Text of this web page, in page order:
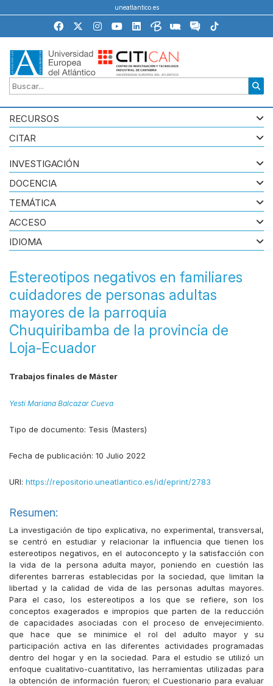
uneatlantico.es
RECURSOS
CITAR
Estereotipos negativos en familiares
cuidadores de personas adultas
mayores de la parroquia
Chuquiribamba de la provincia de
Loja-Ecuador
Trabajos finales de Máster
Yesti Mariana Balcazar Cueva
Tipo de documento: Tesis (Masters)
Fecha de publicación: 10 Julio 2022
URI: https://repositorio.uneatlantico.es/id/eprint/2783
Resumen:
La investigación de tipo explicativa, no experimental, transversal,
se centró en estudiar y relacionar la influencia que tienen los
estereotipos negativos, en el autoconcepto y la satisfacción con
la vida de la persona adulta mayor, poniendo en cuestión las
diferentes barreras establecidas por la sociedad, que limitan la
libertad y la calidad de vida de las personas adultas mayores.
Para el caso, los estereotipos a los que se refiere, son los
conceptos exagerados e impropios que parten de la reducción
de capacidades asociadas con el proceso de envejecimiento.
que hace que se minimice el rol del adulto mayor y su
participación activa en las diferentes actividades programadas
dentro del hogar y en la sociedad. Para el estudio se utilizó un
enfoque cualitativo-cuantitativo, las herramientas utilizadas para
la obtención de información fueron; el Cuestionario para evaluar
INVESTIGACIÓN
DOCENCIA
TEMÁTICA
ACCESO
IDIOMA